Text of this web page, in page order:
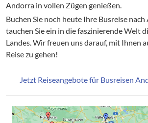
Andorra in vollen Zügen genießen.
Buchen Sie noch heute Ihre Busreise
tauchen Sie ein in die faszinierende Welt
Landes. Wir freuen uns darauf, mit Ihnen
Reise zu gehen!
Jetzt Reiseangebote für Busreisen